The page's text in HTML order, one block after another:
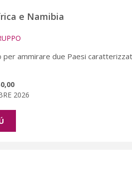
e Namibia
per ammirare due Paesi
2026